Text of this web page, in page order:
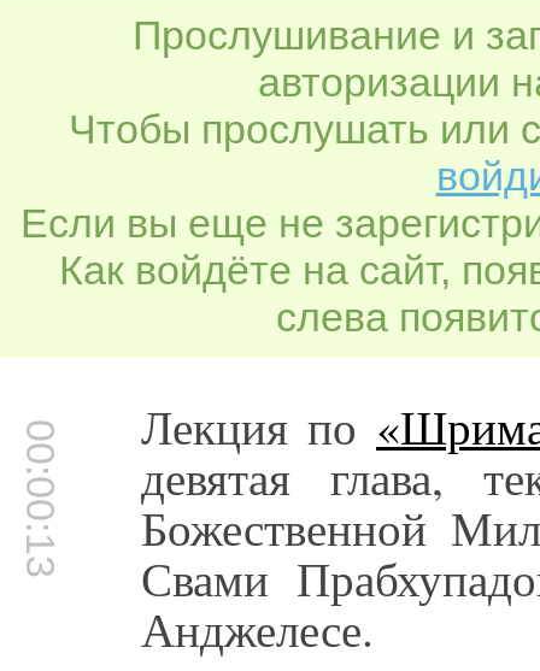
Прослушивание и
авторизации
Чтобы прослушать или
Если вы еще не
Как войдёте на сайт,
слева
00:00:13 Лекция по
девятая глава,
Божественной
Свами
Анджелесе.